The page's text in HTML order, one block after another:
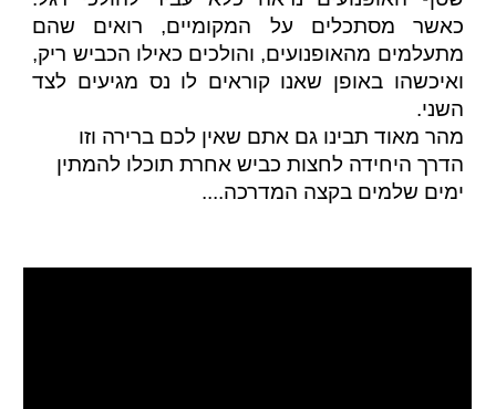
כאשר מסתכלים על המקומיים, רואים שהם
מתעלמים מהאופנועים, והולכים כאילו הכביש ריק,
ואיכשהו באופן שאנו קוראים לו נס מגיעים לצד
השני.
מהר מאוד תבינו גם אתם שאין לכם ברירה וזו
הדרך היחידה לחצות כביש אחרת תוכלו להמתין
ימים שלמים בקצה המדרכה....